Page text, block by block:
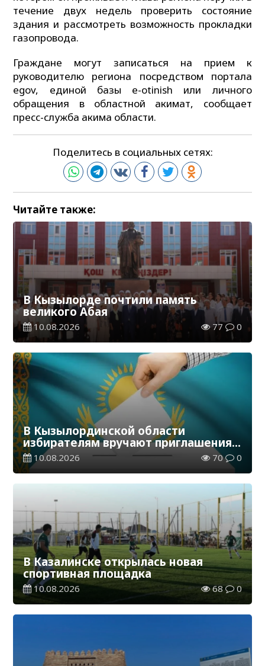
течение двух недель проверить состояние
здания и рассмотреть возможность прокладки
газопровода.
Граждане могут записаться на прием к
руководителю региона посредством портала
egov, единой базы е-otinish или личного
обращения в областной акимат, сообщает
пресс-служба акима области.
Поделитесь в социальных сетях:
Читайте также:
В Кызылорде почтили память
великого Абая
10.08.2026 77 0
В Кызылординской области
избирателям вручают приглашения
на выборы в Курултай
10.08.2026 70 0
В Казалинске открылась новая
спортивная площадка
10.08.2026 68 0